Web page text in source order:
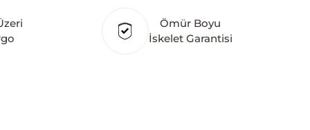
hedefi; Türkiye merkezli bir üretim üssü
ülkede üretim tesisine sahip olan markanın
Furniture Homestore; Türkiye’de üretilecek
Furniture Homestore, 80 yılı aşkın
Türkiye’de faaliyet göstermektedir."
Ömür Boyu
İskelet Garantisi